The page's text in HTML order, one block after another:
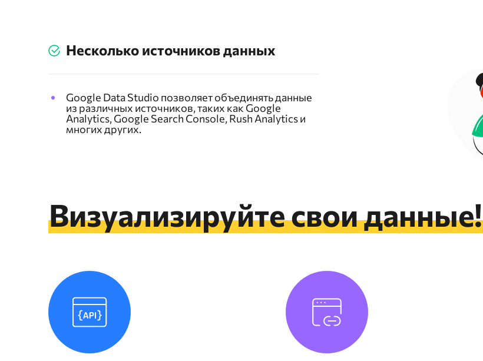
Несколько источников данных
Google Data Studio позволяет объединять данные
из различных источников, таких как Google
Analytics, Google Search Console, Rush Analytics и
многих других.
Визуализируйте свои данные!